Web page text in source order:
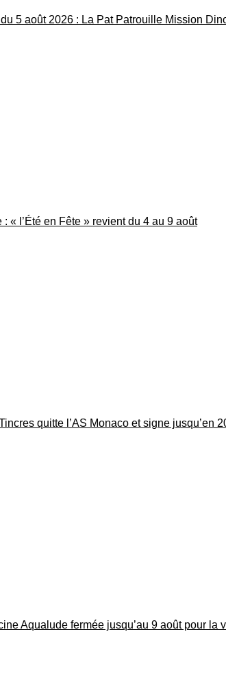
5 août 2026 : La Pat Patrouille Mission
« l’Été en Fête » revient du 4 au 9 août
quitte l’AS Monaco et signe jusqu’en
Aqualude fermée jusqu’au 9 août pour la